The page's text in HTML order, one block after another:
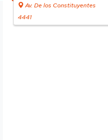
Av. De los Constituyentes
4441